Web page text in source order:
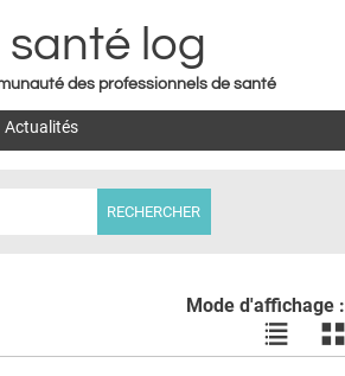
to navigation
santé log
des professionnels de santé
Actualités
Mode d'affichage :
Voir
les
les